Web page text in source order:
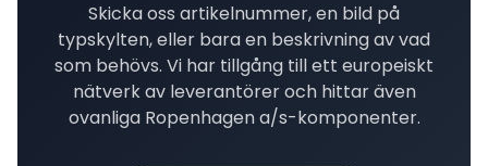
Skicka oss artikelnummer, en bild på
typskylten, eller bara en beskrivning av vad
som behövs. Vi har tillgång till ett europeiskt
nätverk av leverantörer och hittar även
ovanliga Ropenhagen a/s-komponenter.